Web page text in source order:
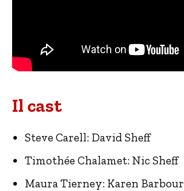
Il cast
Steve Carell: David Sheff
Timothée Chalamet: Nic Sheff
Maura Tierney: Karen Barbour